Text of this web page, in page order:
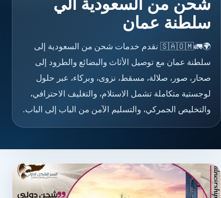
سلطنة عمان
🌍🚛🇸🇦🇴🇲 نقدم خدمات شحن من السعودية إلى
سلطنة عمان مع توصيل الأثاث والبضائع والطرود إلى
صحار، صور، صلالة، مسقط، نزوى، وبركاء، عبر حلول
لوجستية متكاملة تشمل الاستلام، والتغليف الاحترافي،
والتخليص الجمركي، والتسليم الآمن من الباب إلى الباب.